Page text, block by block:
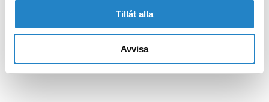
Tillåt alla
Avvisa